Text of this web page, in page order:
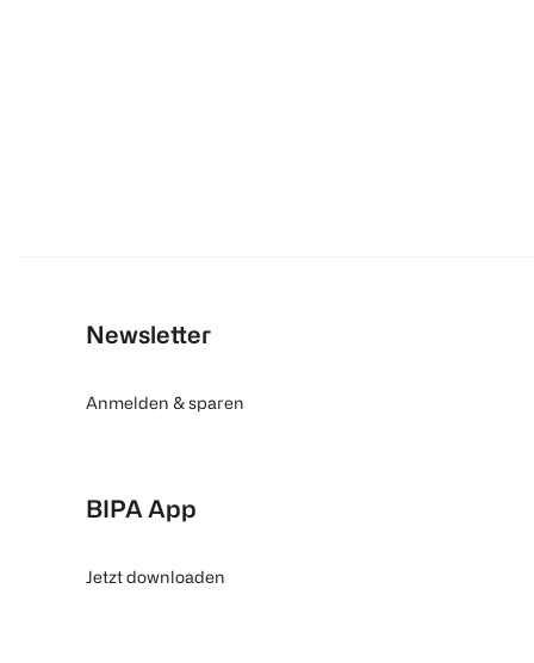
Newsletter
Anmelden & sparen
BIPA App
Jetzt downloaden